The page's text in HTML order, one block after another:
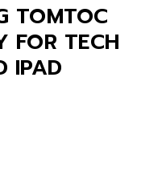
TOMTOC
FOR TECH
IPAD